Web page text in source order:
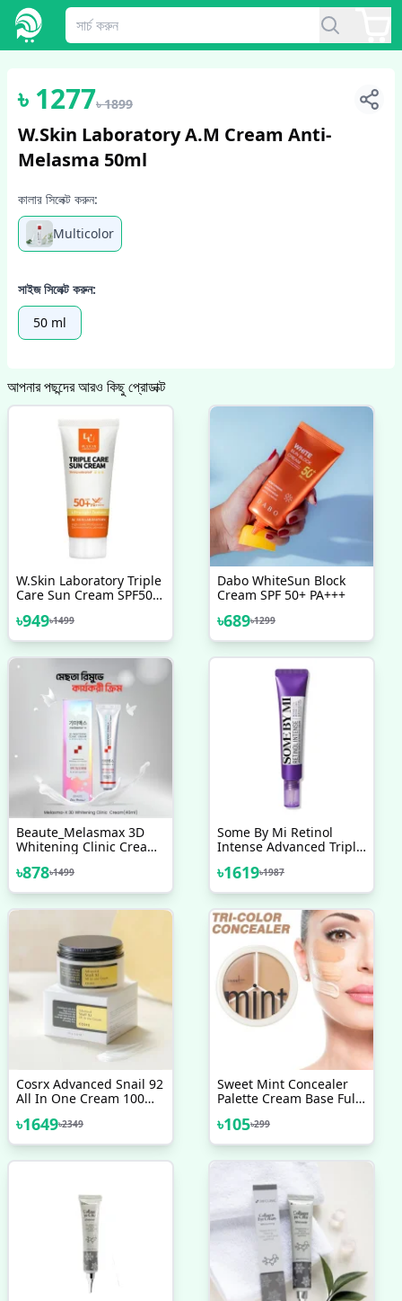
1/5
৳ 1277৳1899
W.Skin Laboratory A.M Cream Anti-
Melasma 50ml
কালার সিলেক্ট করুন:
Multicolor
সাইজ সিলেক্ট করুন:
50 ml
আপনার পছন্দের আরও কিছু প্রোডাক্ট
W.Skin Laboratory Triple
Care Sun Cream SPF50+
৳949৳1499
Dabo WhiteSun Block
Cream SPF 50+ PA+++
৳689৳1299
Beaute_Melasmax 3D
Whitening Clinic Cream
৳878৳1499
Some By Mi Retinol
Intense Advanced Triple
৳1619৳1987
Cosrx Advanced Snail 92
All In One Cream 100
৳1649৳2349
Sweet Mint Concealer
Palette Cream Base Full
Spots Dark Circles Facial
Makeup Foundation
৳105৳299